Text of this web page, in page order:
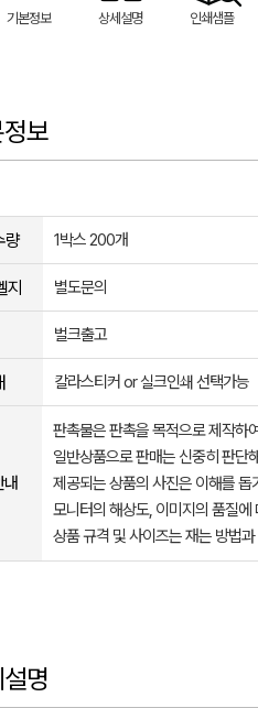
기본정보 상세설명 인쇄샘플
보
량 1박스 200개
지 별도문의
벌크출고
칼라스티커 or 실크인쇄 선택가능
내
판촉물은 판촉을 목적으로 제작하
일반상품으로 판매는 신중히 판단
제공되는 상품의 사진은 이해를
모니터의 해상도, 이미지의 품질
상품 규격 및 사이즈는 재는 방법
명